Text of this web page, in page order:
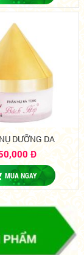
DƯỠNG DA
Đ
MUA NGAY